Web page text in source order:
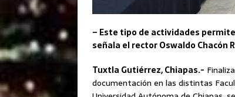
– Este tipo de actividades
señala el rector Oswaldo Chacón
Tuxtla Gutiérrez, Chiapas.-
documentación en las distintas